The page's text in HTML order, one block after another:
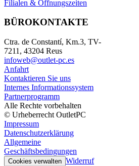
Filialen & Öffnungszeiten
BÜROKONTAKTE
Ctra. de Constantí, Km.3, TV-
7211, 43204 Reus
infoweb@outlet-pc.es
Anfahrt
Kontaktieren Sie uns
Internes Informationssystem
Partnerprogramm
Alle Rechte vorbehalten
© Urheberrecht OutletPC
Impressum
Datenschutzerklärung
Allgemeine
Geschäftsbedingungen
Cookies verwalten Widerruf